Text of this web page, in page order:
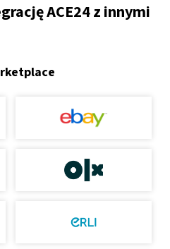
ACE24 z innymi